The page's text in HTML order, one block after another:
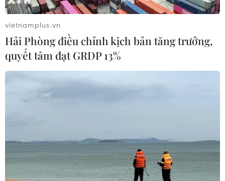
mạnh vào kinh tế Đức
02/10/2019 13:10
Theo dự báo của các chuyên gia tới từ 5 viện kinh tế
hàng đầu, trong năm tới, tăng trưởng kinh tế Đức sẽ
vietnamplus.vn
Hải Phòng điều chỉnh kịch bản tăng trưởng,
quyết tâm đạt GRDP 13%